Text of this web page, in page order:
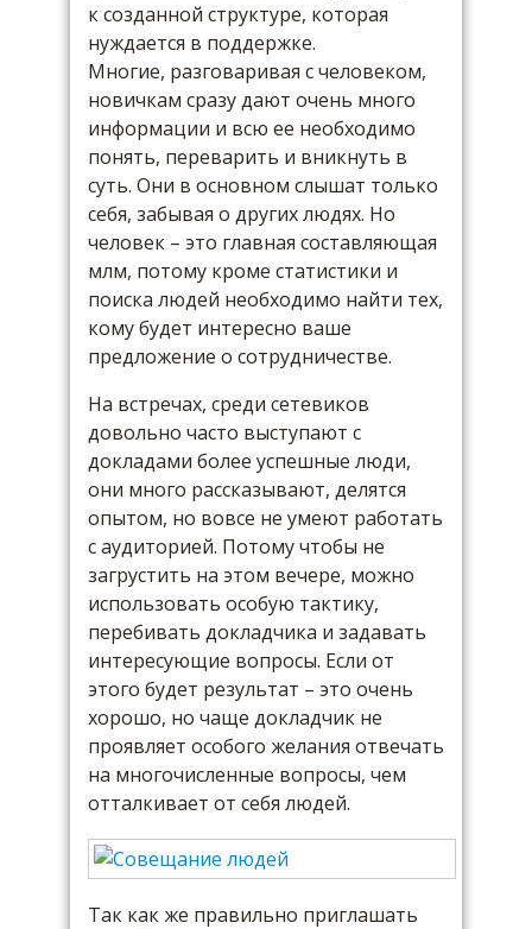
к созданной структуре, которая
нуждается в поддержке.
Многие, разговаривая с человеком,
новичкам сразу дают очень много
информации и всю ее необходимо
понять, переварить и вникнуть в
суть. Они в основном слышат только
себя, забывая о других людях. Но
человек – это главная составляющая
млм, потому кроме статистики и
поиска людей необходимо найти тех,
кому будет интересно ваше
предложение о сотрудничестве.
На встречах, среди сетевиков
довольно часто выступают с
докладами более успешные люди,
они много рассказывают, делятся
опытом, но вовсе не умеют работать
с аудиторией. Потому чтобы не
загрустить на этом вечере, можно
использовать особую тактику,
перебивать докладчика и задавать
интересующие вопросы. Если от
этого будет результат – это очень
хорошо, но чаще докладчик не
проявляет особого желания отвечать
на многочисленные вопросы, чем
отталкивает от себя людей.
Так как же правильно приглашать